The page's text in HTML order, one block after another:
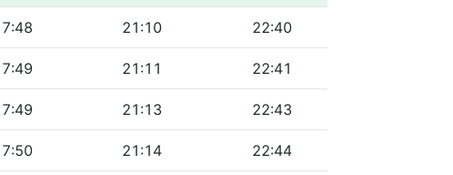
21:10 22:40
21:11 22:41
21:13 22:43
21:14 22:44